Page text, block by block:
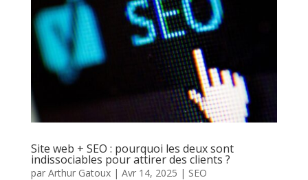
Site web + SEO : pourquoi les deux sont
indissociables pour attirer des clients ?
par Arthur Gatoux| Avr 14, 2025 | SEO